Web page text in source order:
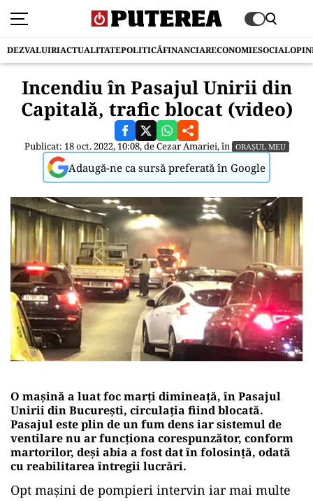
DEZVALUIRIACTUALITATEPOLITICĂFINANCIARECONOMIESOCIAL
Incendiu în Pasajul Unirii din
Capitală, trafic blocat (video)
Publicat: 18 oct. 2022, 10:08, deCezar Amariei, în ORAȘUL MEU
Adaugă-ne ca sursă preferată în Google
O mașină a luat foc marți dimineață, în Pasajul
Unirii din București, circulația fiind blocată.
Pasajul este plin de un fum dens iar sistemul de
ventilare nu ar funcționa corespunzător, conform
martorilor, deși abia a fost dat în folosință, odată
cu reabilitarea întregii lucrări.
Opt mașini de pompieri intervin iar mai multe